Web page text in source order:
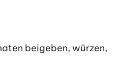
beigeben, würzen,